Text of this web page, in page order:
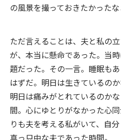
の風景を撮っておきたかったな
ただ言えることは、夫と私の
が、本当に懸命であった。当
題だった。その一言。睡眠も
はずだ。明日は生きているの
明日は痛みがとれているのか
間。心にゆとりがなかった心
りも夫を考える私がいて、自
真っ只中な夫であった時間。